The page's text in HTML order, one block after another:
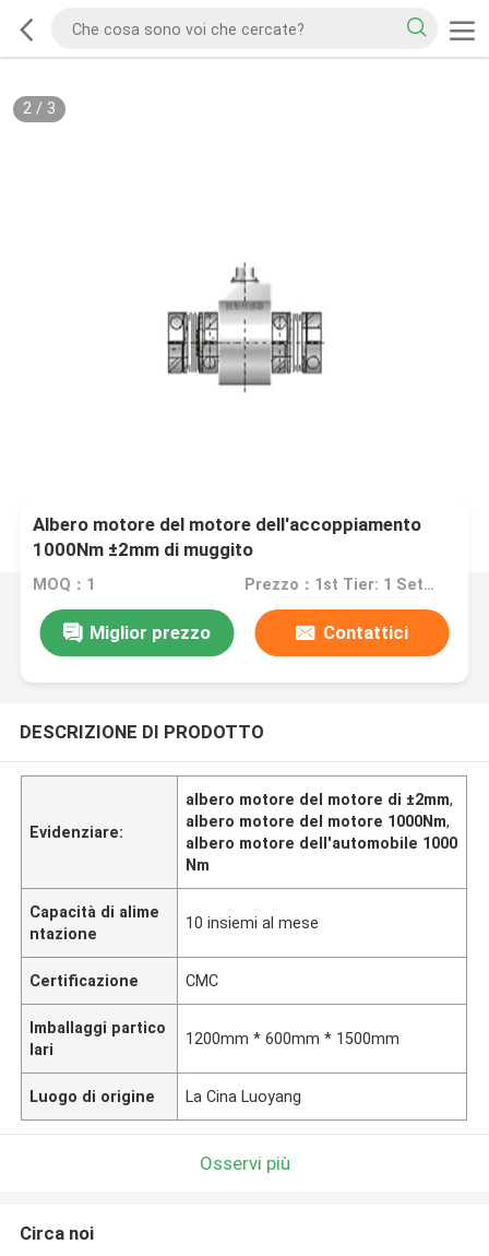
2/ 3
Albero motore del motore dell'accoppiamento
1000Nm ±2mm di muggito
MOQ：1 Prezzo：1st Tier: 1 Set, Unit Price USD 3.00 2nd Tier: 2-5 Sets, Unit Price USD 2.00 3rd Tier: Over 5 Sets, Unit Price USD 1.00
Miglior prezzo Contattici
DESCRIZIONE DI PRODOTTO
Evidenziare:
albero motore del motore di ±2mm,
albero motore del motore 1000Nm,
albero motore dell'automobile 1000
Nm
Capacità di alime
ntazione
10 insiemi al mese
Certificazione CMC
Imballaggi partico
lari
1200mm * 600mm * 1500mm
Luogo di origine La Cina Luoyang
Osservi più
Circa noi